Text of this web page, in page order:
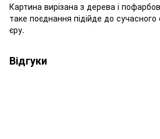
Картина вирізана з дерева і
таке поєднання підійде до
єру.
Відгуки